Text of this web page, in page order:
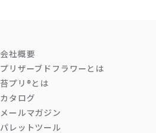
会社概要
プリザーブドフラワーとは
苔プリ®とは
カタログ
メールマガジン
パレットツール